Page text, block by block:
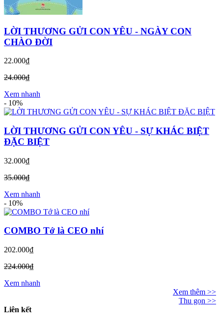
LỜI THƯƠNG GỬI CON YÊU - NGÀY CON
CHÀO ĐỜI
22.000₫
24.000₫
Xem nhanh
- 10%
LỜI THƯƠNG GỬI CON YÊU - SỰ KHÁC BIỆT
ĐẶC BIỆT
32.000₫
35.000₫
Xem nhanh
- 10%
COMBO Tớ là CEO nhí
202.000₫
224.000₫
Xem nhanh
Xem thêm >>
Thu gọn >>
Liên kết